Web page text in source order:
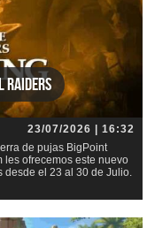
Raiders
23/07/2026 | 16:32
de pujas BigPoint
les ofrecemos este nuevo
desde el 23 al 30 de Julio.